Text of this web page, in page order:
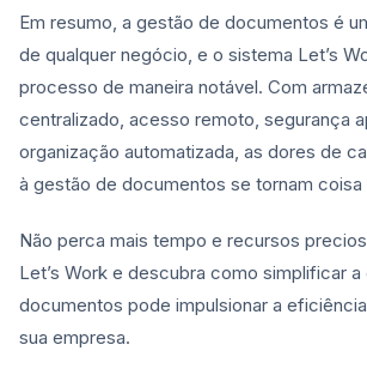
Em resumo, a gestão de documentos é
de qualquer negócio, e o sistema Let’s
processo de maneira notável. Com
centralizado, acesso remoto, segurança
organização automatizada, as dores de
à gestão de documentos se tornam coisa
Não perca mais tempo e recursos
Let’s Work e descubra como simplificar
documentos pode impulsionar a
sua empresa.